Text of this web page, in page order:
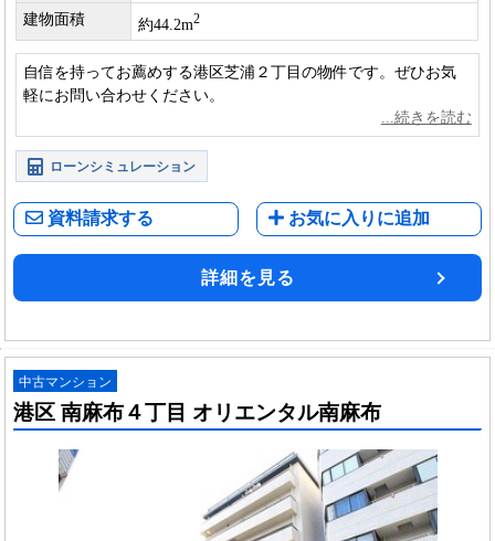
建物面積 約44.2m2
自信を持ってお薦めする港区芝浦２丁目の物件です。ぜひお気
軽にお問い合わせください。
ローンシミュレーション
資料請求する お気に入りに追加
詳細を見る
中古マンション
港区 南麻布４丁目 オリエンタル南麻布